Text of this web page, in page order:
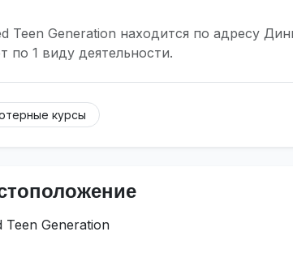
Teen Generation находится по адресу
по 1 виду деятельности.
курсы